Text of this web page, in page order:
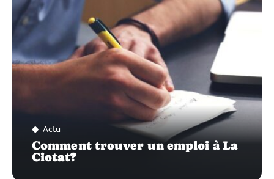
Actu
Comment trouver un emploi à La
Ciotat?